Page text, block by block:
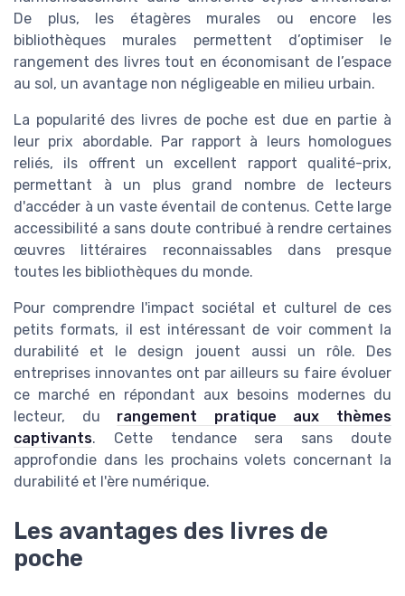
De plus, les étagères murales ou encore les
bibliothèques murales permettent d’optimiser le
rangement des livres tout en économisant de l’espace
au sol, un avantage non négligeable en milieu urbain.
La popularité des livres de poche est due en partie à
leur prix abordable. Par rapport à leurs homologues
reliés, ils offrent un excellent rapport qualité-prix,
permettant à un plus grand nombre de lecteurs
d'accéder à un vaste éventail de contenus. Cette large
accessibilité a sans doute contribué à rendre certaines
œuvres littéraires reconnaissables dans presque
toutes les bibliothèques du monde.
Pour comprendre l'impact sociétal et culturel de ces
petits formats, il est intéressant de voir comment la
durabilité et le design jouent aussi un rôle. Des
entreprises innovantes ont par ailleurs su faire évoluer
ce marché en répondant aux besoins modernes du
lecteur, du rangement pratique aux thèmes
captivants. Cette tendance sera sans doute
approfondie dans les prochains volets concernant la
durabilité et l'ère numérique.
Les avantages des livres de
poche